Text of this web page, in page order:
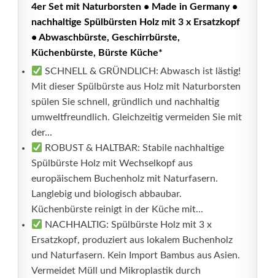
4er Set mit Naturborsten • Made in Germany •
nachhaltige Spülbürsten Holz mit 3 x Ersatzkopf
• Abwaschbürste, Geschirrbürste,
Küchenbürste, Bürste Küche*
SCHNELL & GRÜNDLICH: Abwasch ist lästig!
Mit dieser Spülbürste aus Holz mit Naturborsten
spülen Sie schnell, gründlich und nachhaltig
umweltfreundlich. Gleichzeitig vermeiden Sie mit
der...
ROBUST & HALTBAR: Stabile nachhaltige
Spülbürste Holz mit Wechselkopf aus
europäischem Buchenholz mit Naturfasern.
Langlebig und biologisch abbaubar.
Küchenbürste reinigt in der Küche mit...
NACHHALTIG: Spülbürste Holz mit 3 x
Ersatzkopf, produziert aus lokalem Buchenholz
und Naturfasern. Kein Import Bambus aus Asien.
Vermeidet Müll und Mikroplastik durch